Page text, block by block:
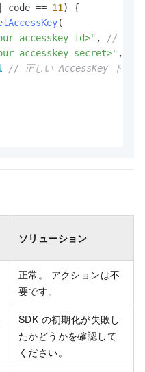
== 11 ) {
(
accesskey id>" ,
// 正し
accesskey secret>" ,
// 正しい AccessKey トーク
ソリューション
正常。 アクションは不
要です。
SDK の初期化が失敗し
たかどうかを確認して
ください。